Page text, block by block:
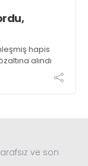
hapis
alındı
ve son